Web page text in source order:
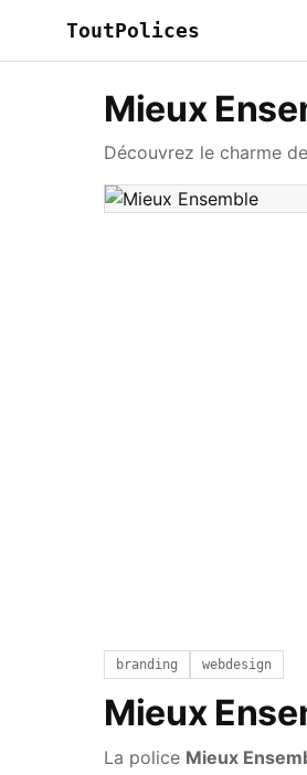
ToutPolices
Mieux
Découvrez le charme
branding webdesign
Mieux
La police Mieux